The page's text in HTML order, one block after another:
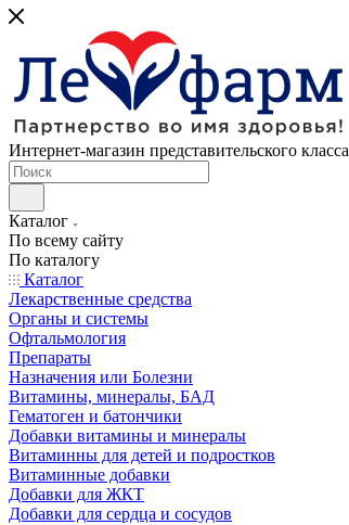
Интернет-магазин представительского класса
Каталог
По всему сайту
По каталогу
Каталог
Лекарственные средства
Органы и системы
Офтальмология
Препараты
Назначения или Болезни
Витамины, минералы, БАД
Гематоген и батончики
Добавки витамины и минералы
Витаминны для детей и подростков
Витаминные добавки
Добавки для ЖКТ
Добавки для сердца и сосудов